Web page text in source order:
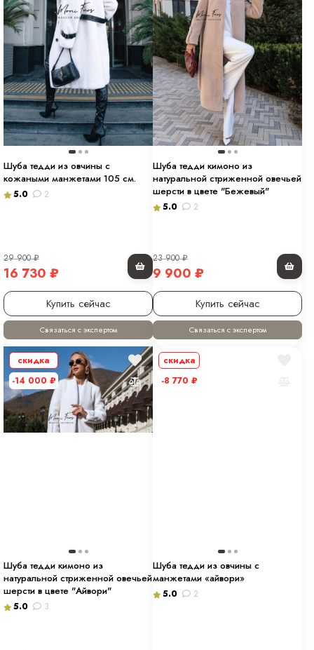
Шуба тедди из овчины с
кожаными манжетами 105 см.
5.0 2
29 900₽
16 730 ₽
Купить сейчас
Связаться с экспертом
Шуба тедди кимоно из
натуральной стриженной овечьей
шерсти в цвете "Бежевый"
5.0 2
23 900₽
9 900 ₽
Купить сейчас
Связаться с экспертом
скидка
-14 000 ₽
Шуба тедди кимоно из
натуральной стриженной овечьей
шерсти в цвете "Айвори"
5.0 3
скидка
-8 770 ₽
Шуба тедди из овчины с
манжетами «айвори»
5.0 2